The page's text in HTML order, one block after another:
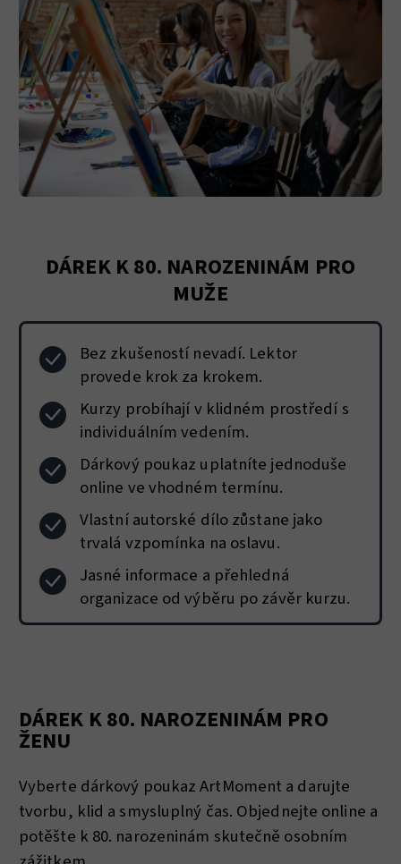
DÁREK K 80. NAROZENINÁM PRO
MUŽE
Bez zkušeností nevadí. Lektor
provede krok za krokem.
Kurzy probíhají v klidném prostředí s
individuálním vedením.
Dárkový poukaz uplatníte jednoduše
online ve vhodném termínu.
Vlastní autorské dílo zůstane jako
trvalá vzpomínka na oslavu.
Jasné informace a přehledná
organizace od výběru po závěr kurzu.
DÁREK K 80. NAROZENINÁM PRO
ŽENU
Vyberte dárkový poukaz ArtMoment a darujte
tvorbu, klid a smysluplný čas. Objednejte online a
potěšte k 80. narozeninám skutečně osobním